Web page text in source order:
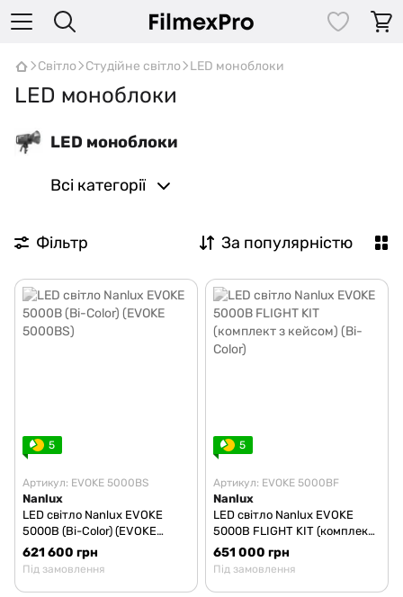
Світло Студійне світло LED моноблоки
LED моноблоки
LED моноблоки
Всі категорії
Фільтр За популярністю
5
Артикул: EVOKE 5000BS
Nanlux
LED світло Nanlux EVOKE
5000B (Bi-Color) (EVOKE
5000BS)
621 600 грн
Під замовлення
5
Артикул: EVOKE 5000BF
Nanlux
LED світло Nanlux EVOKE
5000B FLIGHT KIT (комплект
з кейсом) (Bi-Color)
651 000 грн
Під замовлення